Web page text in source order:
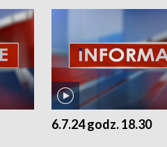
6.7.24 godz. 18.30